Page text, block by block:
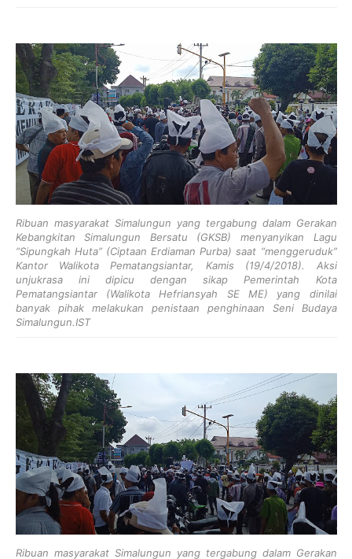
Ribuan masyarakat Simalungun yang tergabung dalam Gerakan
Kebangkitan Simalungun Bersatu (GKSB) menyanyikan Lagu
“Sipungkah Huta” (Ciptaan Erdiaman Purba) saat “menggeruduk”
Kantor Walikota Pematangsiantar, Kamis (19/4/2018). Aksi
unjukrasa ini dipicu dengan sikap Pemerintah Kota
Pematangsiantar (Walikota Hefriansyah SE ME) yang dinilai
banyak pihak melakukan penistaan penghinaan Seni Budaya
Simalungun.IST
Ribuan masyarakat Simalungun yang tergabung dalam Gerakan